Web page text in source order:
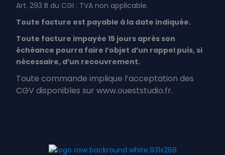
Art. 293 B du CGI : TVA non applicable.
Toute facture est payable à la date indiquée.
Toute facture impayée 15 jours après son
échéance pourra faire l’objet d’un rappel puis, si
nécessaire, d’un recouvrement.
Toute commande implique l’acceptation des
CGV disponibles sur www.oueststudio.fr.